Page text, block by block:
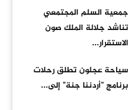
جمعية السلم المجتمعي
تناشد جلالة الملك صون
الاستقرار...
سياحة عجلون تطلق رحلات
برنامج "أردننا جنة" إلى...